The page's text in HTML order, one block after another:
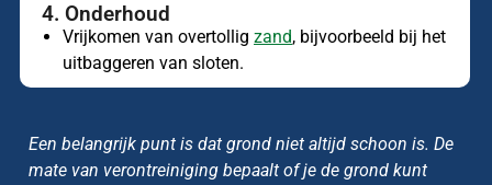
4. Onderhoud
Vrijkomen van overtollig zand, bijvoorbeeld bij het
uitbaggeren van sloten.
Een belangrijk punt is dat grond niet altijd schoon is. De
mate van verontreiniging bepaalt of je de grond kunt